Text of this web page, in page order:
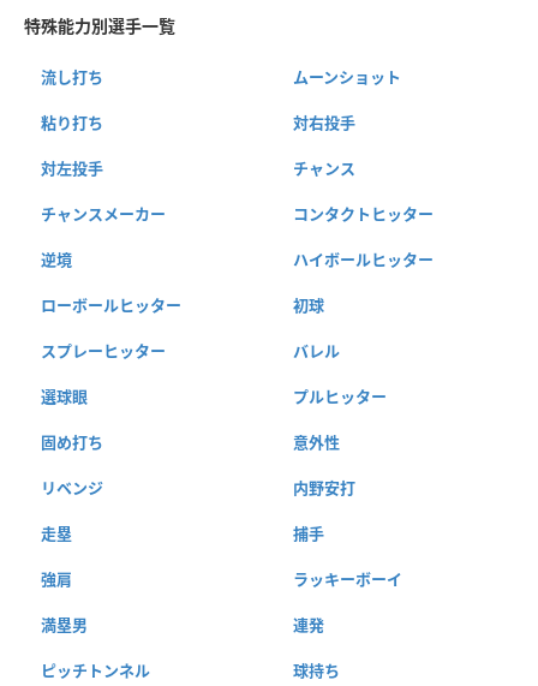
特殊能力別選手一覧
流し打ち ムーンショット
粘り打ち 対右投手
対左投手 チャンス
チャンスメーカー コンタクトヒッター
逆境 ハイボールヒッター
ローボールヒッター 初球
スプレーヒッター バレル
選球眼 プルヒッター
固め打ち 意外性
リベンジ 内野安打
走塁 捕手
強肩 ラッキーボーイ
満塁男 連発
ピッチトンネル 球持ち